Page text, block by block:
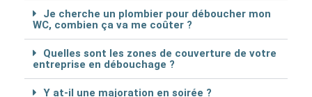
Je cherche un plombier pour déboucher mon
WC, combien ça va me coûter ?
Quelles sont les zones de couverture de votre
entreprise en débouchage ?
Y at-il une majoration en soirée ?